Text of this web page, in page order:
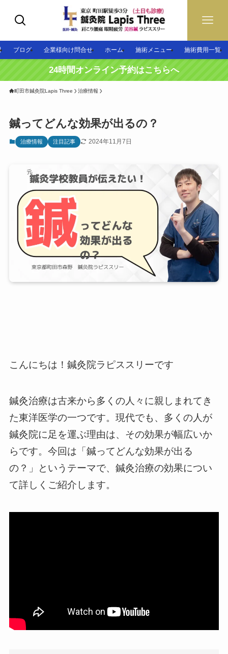
ブログ 企業様向け問合せ ホーム 施術メニュー 施術費用一覧
24時間オンライン予約はこちらへ
町田市鍼灸院Lapis Three 治療情報
鍼ってどんな効果が出るの？
治療情報 注目記事 2024年11月7日
こんにちは！鍼灸院ラピススリーです
鍼灸治療は古来から多くの人々に親しまれてき
た東洋医学の一つです。現代でも、多くの人が
鍼灸院に足を運ぶ理由は、その効果が幅広いか
らです。今回は「鍼ってどんな効果が出る
の？」というテーマで、鍼灸治療の効果につい
て詳しくご紹介します。